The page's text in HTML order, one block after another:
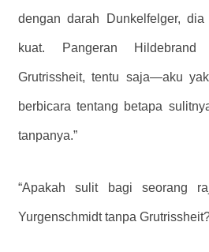
dengan darah Dunkelfelger,
kuat. Pangeran Hildebrand
Grutrissheit, tentu saja—aku
berbicara tentang betapa
tanpanya.”
“Apakah sulit bagi seorang
Yurgenschmidt tanpa